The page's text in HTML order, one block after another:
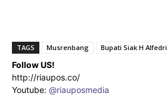
TAGS Musrenbang Bupati Siak H Alfedri
Follow US!
http://riaupos.co/
Youtube: @riauposmedia